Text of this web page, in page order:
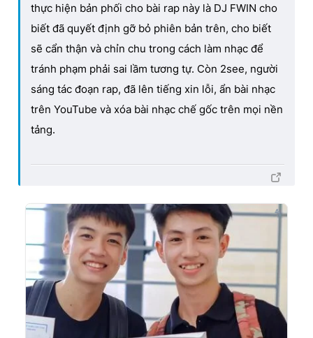
thực hiện bản phối cho bài rap này là DJ FWIN cho
biết đã quyết định gỡ bỏ phiên bản trên, cho biết
sẽ cẩn thận và chỉn chu trong cách làm nhạc để
tránh phạm phải sai lầm tương tự. Còn 2see, người
sáng tác đoạn rap, đã lên tiếng xin lỗi, ẩn bài nhạc
trên YouTube và xóa bài nhạc chế gốc trên mọi nền
tảng.